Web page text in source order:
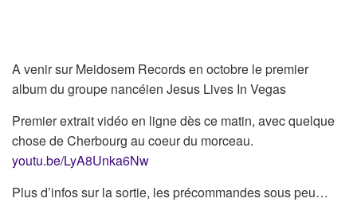
A venir sur Meidosem Records en octobre le premier
album du groupe nancéien Jesus Lives In Vegas
Premier extrait vidéo en ligne dès ce matin, avec quelque
chose de Cherbourg au coeur du morceau.
youtu.be/LyA8Unka6Nw
Plus d’infos sur la sortie, les précommandes sous peu…